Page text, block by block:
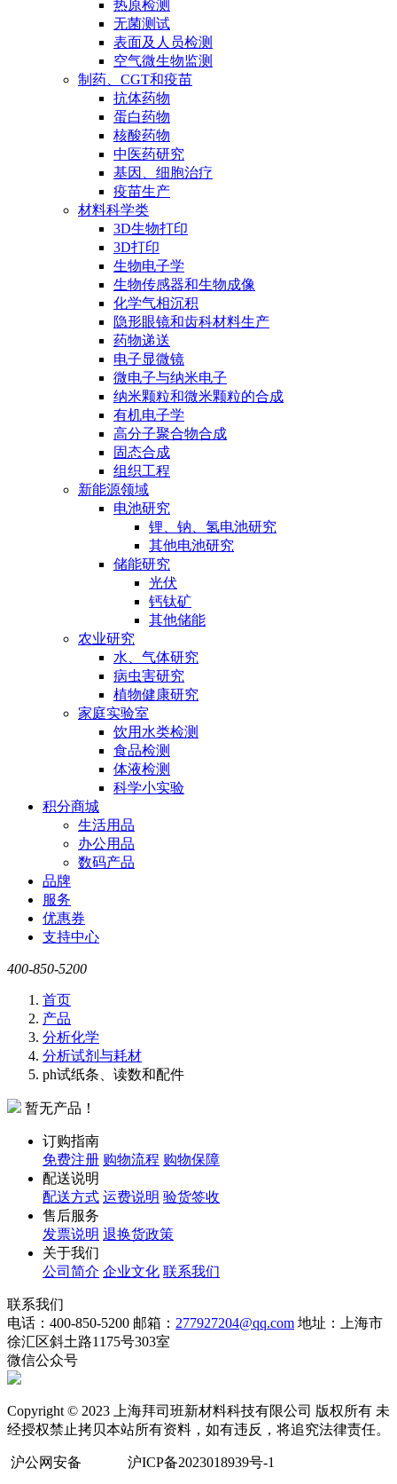
热原检测
无菌测试
表面及人员检测
空气微生物监测
制药、CGT和疫苗
抗体药物
蛋白药物
核酸药物
中医药研究
基因、细胞治疗
疫苗生产
材料科学类
3D生物打印
3D打印
生物电子学
生物传感器和生物成像
化学气相沉积
隐形眼镜和齿科材料生产
药物递送
电子显微镜
微电子与纳米电子
纳米颗粒和微米颗粒的合成
有机电子学
高分子聚合物合成
固态合成
组织工程
新能源领域
电池研究
锂、钠、氢电池研究
其他电池研究
储能研究
光伏
钙钛矿
其他储能
农业研究
水、气体研究
病虫害研究
植物健康研究
家庭实验室
饮用水类检测
食品检测
体液检测
科学小实验
积分商城
生活用品
办公用品
数码产品
品牌
服务
优惠券
支持中心
400-850-5200
首页
产品
分析化学
分析试剂与耗材
ph试纸条、读数和配件
暂无产品！
订购指南
免费注册 购物流程 购物保障
配送说明
配送方式 运费说明 验货签收
售后服务
发票说明 退换货政策
关于我们
公司简介 企业文化 联系我们
联系我们
电话：400-850-5200 邮箱： 277927204@qq.com 地址：上海市
徐汇区斜土路1175号303室
微信公众号
Copyright © 2023 上海拜司班新材料科技有限公司 版权所有 未
经授权禁止拷贝本站所有资料，如有违反，将追究法律责任。
沪公网安备 沪ICP备2023018939号-1